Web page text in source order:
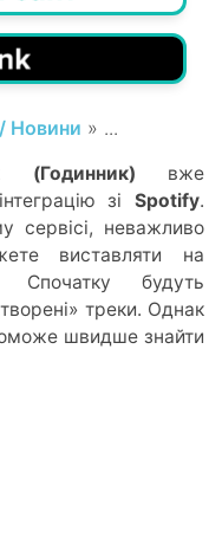
/ Новини » ...
(Годинник) вже
зіSpotify.
сервісі, неважливо
виставляти на
Спочатку будуть
треки. Однак
швидше знайти